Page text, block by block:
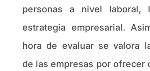
personas a nivel laboral,
estrategia empresarial.
hora de evaluar se valora
de las empresas por ofrecer